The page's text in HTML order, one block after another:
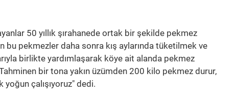
50 yıllık şırahanede ortak bir şekilde pekmez
bu pekmezler daha sonra kış aylarında tüketilmek ve
birlikte yardımlaşarak köye ait alanda pekmez
bir tona yakın üzümden 200 kilo pekmez durur,
çalışıyoruz" dedi.